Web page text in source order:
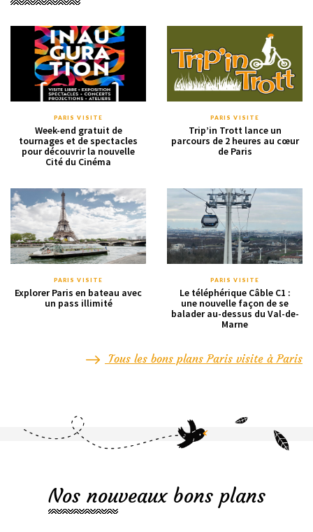
PARIS VISITE
Week-end gratuit de
tournages et de spectacles
pour découvrir la nouvelle
Cité du Cinéma
PARIS VISITE
Trip’in Trott lance un
parcours de 2 heures au cœur
de Paris
PARIS VISITE
Explorer Paris en bateau avec
un pass illimité
PARIS VISITE
Le téléphérique Câble C1 :
une nouvelle façon de se
balader au-dessus du Val-de-
Marne
Tous les bons plans Paris visite à Paris
Nos nouveaux bons plans